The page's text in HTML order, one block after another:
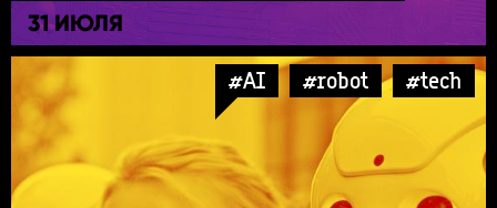
31 ИЮЛЯ
#AI #robot #tech